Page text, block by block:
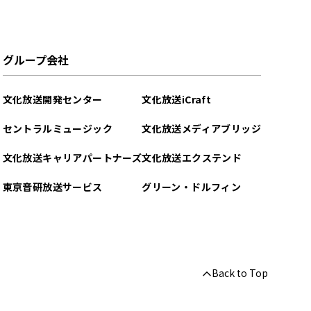
グループ会社
文化放送開発センター
セントラルミュージック
文化放送キャリアパートナーズ
東京音研放送サービス
文化放送iCraft
文化放送メディアブリッジ
文化放送エクステンド
グリーン・ドルフィン
Back to Top